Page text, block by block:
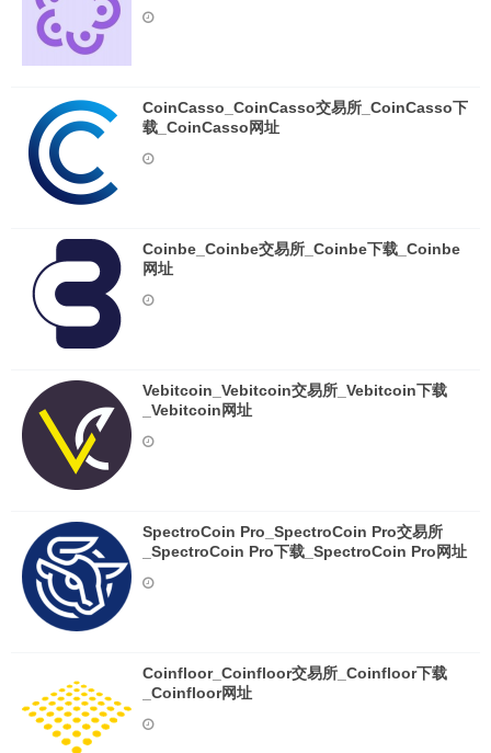
CoinCasso_CoinCasso交易所_CoinCasso下
载_CoinCasso网址
Coinbe_Coinbe交易所_Coinbe下载_Coinbe
网址
Vebitcoin_Vebitcoin交易所_Vebitcoin下载
_Vebitcoin网址
SpectroCoin Pro_SpectroCoin Pro交易所
_SpectroCoin Pro下载_SpectroCoin Pro网址
Coinfloor_Coinfloor交易所_Coinfloor下载
_Coinfloor网址